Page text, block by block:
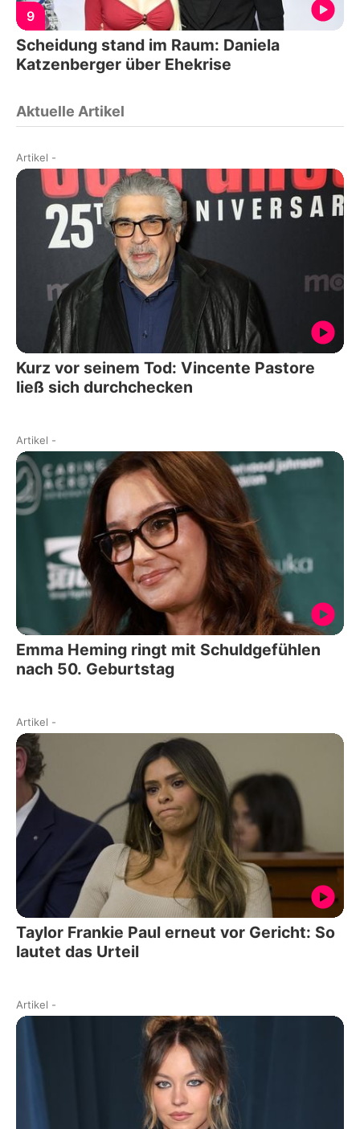
9
Scheidung stand im Raum: Daniela
Katzenberger über Ehekrise
Aktuelle Artikel
Artikel -
Kurz vor seinem Tod: Vincente Pastore
ließ sich durchchecken
Artikel -
Emma Heming ringt mit Schuldgefühlen
nach 50. Geburtstag
Artikel -
Taylor Frankie Paul erneut vor Gericht: So
lautet das Urteil
Artikel -